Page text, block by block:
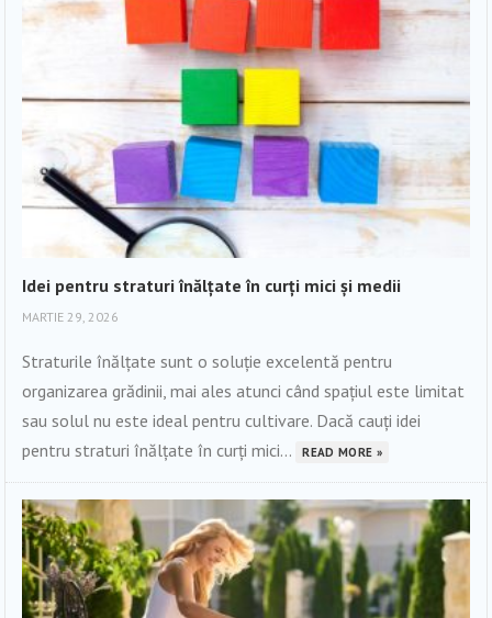
Idei pentru straturi înălțate în curți mici și medii
MARTIE 29, 2026
Straturile înălțate sunt o soluție excelentă pentru
organizarea grădinii, mai ales atunci când spațiul este limitat
sau solul nu este ideal pentru cultivare. Dacă cauți idei
pentru straturi înălțate în curți mici...
READ MORE »